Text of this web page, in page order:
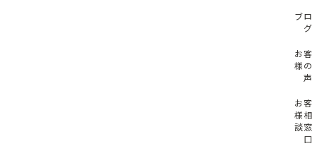
ブロ
グ
お客
様の
声
お客
様相
談窓
口